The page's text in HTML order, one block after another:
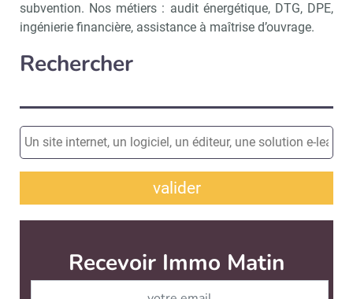
subvention. Nos métiers : audit énergétique, DTG, DPE,
ingénierie financière, assistance à maîtrise d’ouvrage.
Rechercher
valider
Recevoir Immo Matin